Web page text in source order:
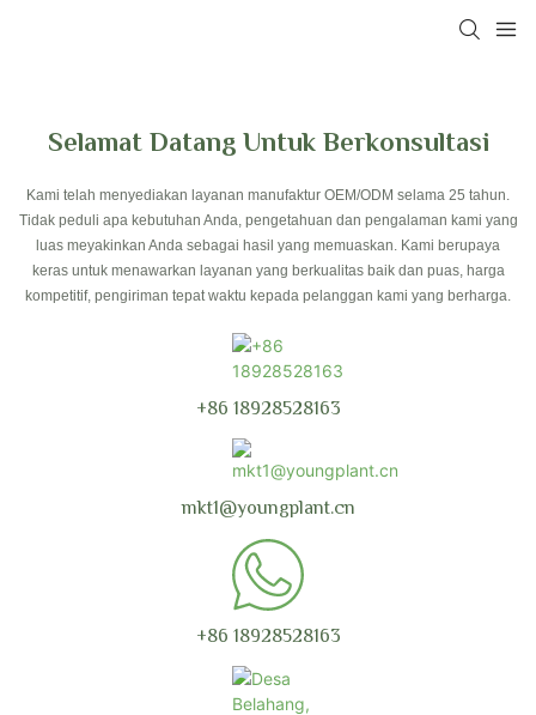
Selamat Datang Untuk Berkonsultasi
Kami telah menyediakan layanan manufaktur OEM/ODM selama 25 tahun.
Tidak peduli apa kebutuhan Anda, pengetahuan dan pengalaman kami yang
luas meyakinkan Anda sebagai hasil yang memuaskan. Kami berupaya
keras untuk menawarkan layanan yang berkualitas baik dan puas, harga
kompetitif, pengiriman tepat waktu kepada pelanggan kami yang berharga.
+86 18928528163
mkt1@youngplant.cn
+86 18928528163